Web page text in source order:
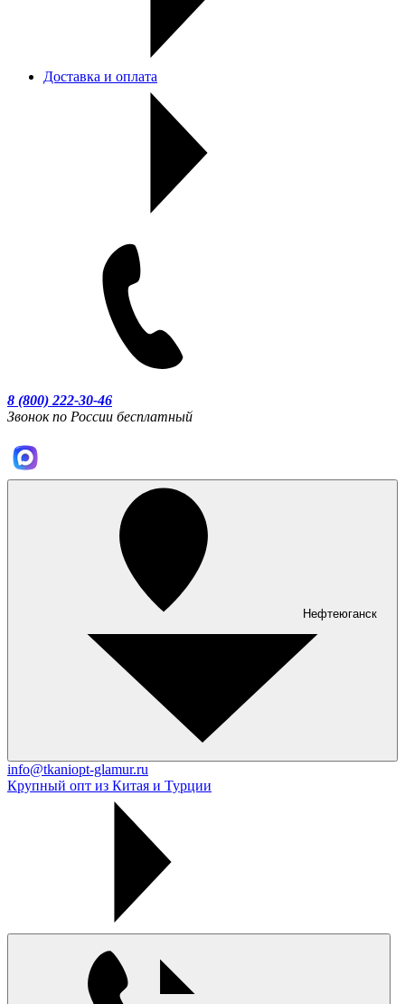
Доставка и оплата
8 (800) 222-30-46
Звонок по России бесплатный
Нефтеюганск
info@tkaniopt-glamur.ru
Крупный опт из Китая и Турции